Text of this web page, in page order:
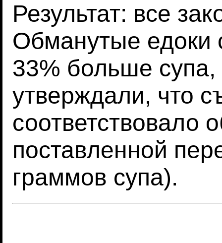
Результат: все
Обманутые едоки
33% больше
утверждали, что
соответствовало
поставленной
граммов супа).